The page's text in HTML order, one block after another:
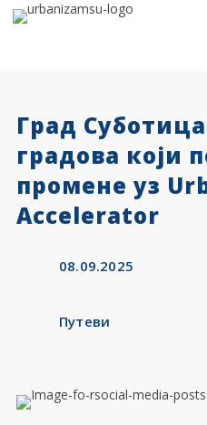
Град
градова који
промене уз
Accelerator
08.09.2025
Путеви